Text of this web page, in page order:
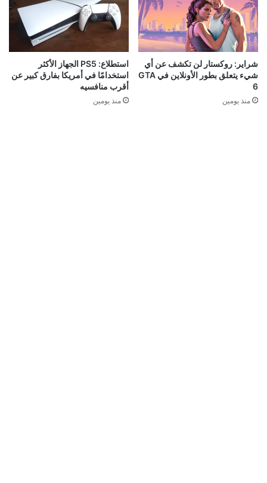
شراير: روكستار لن تكشف عن أي
شيء يتعلق بطور الأونلاين في GTA
6
منذ يومين
استطلاع: PS5 الجهاز الأكثر
استخدامًا في أمريكا بفارق كبير عن
أقرب منافسيه
منذ يومين